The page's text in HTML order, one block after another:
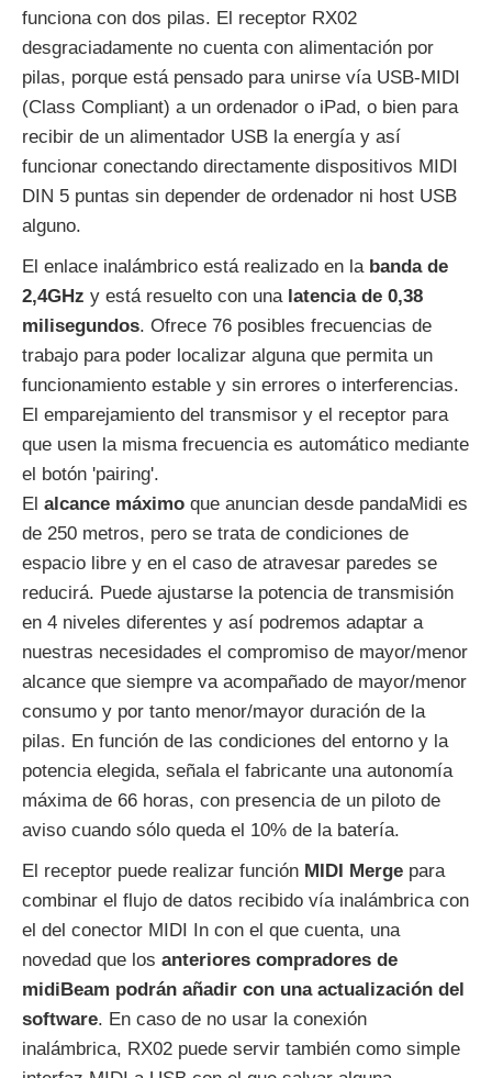
funciona con dos pilas. El receptor RX02
desgraciadamente no cuenta con alimentación por
pilas, porque está pensado para unirse vía USB-MIDI
(Class Compliant) a un ordenador o iPad, o bien para
recibir de un alimentador USB la energía y así
funcionar conectando directamente dispositivos MIDI
DIN 5 puntas sin depender de ordenador ni host USB
alguno.
El enlace inalámbrico está realizado en la banda de
2,4GHz y está resuelto con una latencia de 0,38
milisegundos. Ofrece 76 posibles frecuencias de
trabajo para poder localizar alguna que permita un
funcionamiento estable y sin errores o interferencias.
El emparejamiento del transmisor y el receptor para
que usen la misma frecuencia es automático mediante
el botón 'pairing'.
El alcance máximo que anuncian desde pandaMidi es
de 250 metros, pero se trata de condiciones de
espacio libre y en el caso de atravesar paredes se
reducirá. Puede ajustarse la potencia de transmisión
en 4 niveles diferentes y así podremos adaptar a
nuestras necesidades el compromiso de mayor/menor
alcance que siempre va acompañado de mayor/menor
consumo y por tanto menor/mayor duración de la
pilas. En función de las condiciones del entorno y la
potencia elegida, señala el fabricante una autonomía
máxima de 66 horas, con presencia de un piloto de
aviso cuando sólo queda el 10% de la batería.
El receptor puede realizar función MIDI Merge para
combinar el flujo de datos recibido vía inalámbrica con
el del conector MIDI In con el que cuenta, una
novedad que los anteriores compradores de
midiBeam podrán añadir con una actualización del
software. En caso de no usar la conexión
inalámbrica, RX02 puede servir también como simple